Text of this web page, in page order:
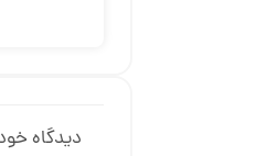
دیدگاه‌